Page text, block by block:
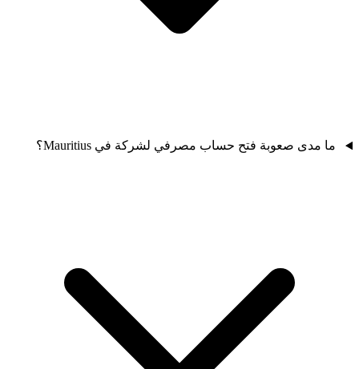
ما مدى صعوبة فتح حساب مصرفي لشركة في Mauritius؟